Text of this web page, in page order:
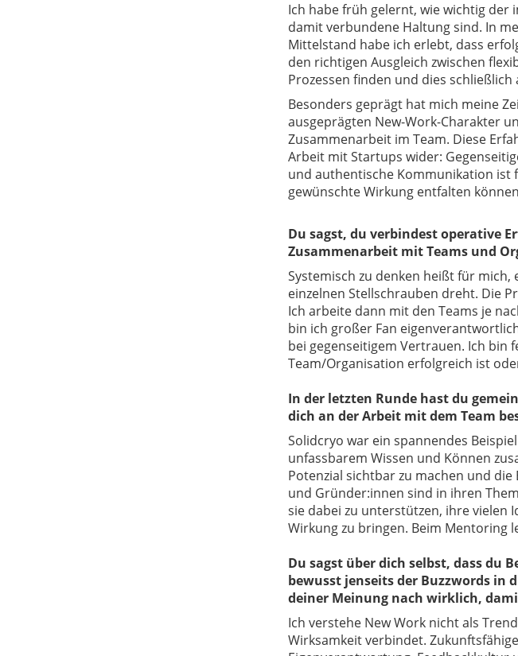
Ich habe früh gelernt, wie wichtig
damit verbundene Haltung sind. In
Mittelstand habe ich erlebt, dass
den richtigen Ausgleich zwischen
Prozessen finden und dies
Besonders geprägt hat mich meine
ausgeprägten New-Work-Charakter
Zusammenarbeit im Team. Diese
Arbeit mit Startups wider:
und authentische Kommunikation ist
gewünschte Wirkung entfalten
Du sagst, du verbindest operative
Zusammenarbeit mit Teams und
Systemisch zu denken heißt für
einzelnen Stellschrauben dreht. Die
Ich arbeite dann mit den Teams je
bin ich großer Fan
bei gegenseitigem Vertrauen. Ich bin
Team/Organisation erfolgreich ist
In der letzten Runde hast du
dich an der Arbeit mit dem Team
Solidcryo war ein spannendes
unfassbarem Wissen und Können
Potenzial sichtbar zu machen und
und Gründer:innen sind in ihren
sie dabei zu unterstützen, ihre vielen
Wirkung zu bringen. Beim Mentoring
Du sagst über dich selbst, dass du
bewusst jenseits der Buzzwords in
deiner Meinung nach wirklich,
Ich verstehe New Work nicht als
Wirksamkeit verbindet.